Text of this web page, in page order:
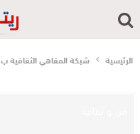
الرئيسية شبكة المقاهي الثقافية ب